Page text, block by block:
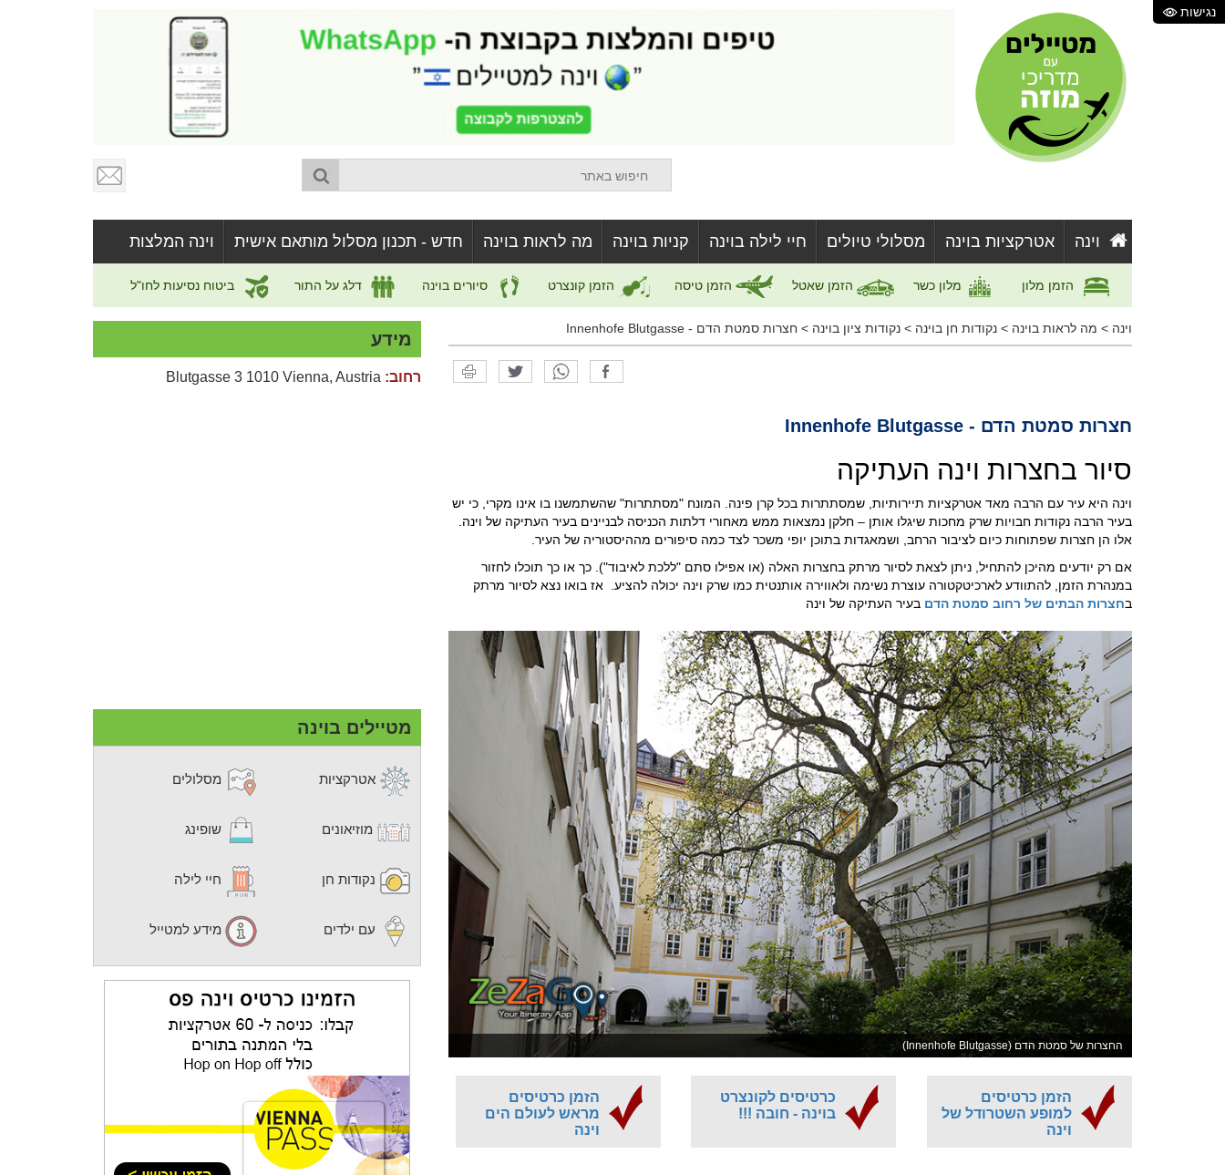
וינה אטרקציות בוינה מסלולי טיולים חיי לילה בוינה קניות בוינה מה לראות בוינה חדש - תכנון מסלול מותאם אישית וינה המלצות
הזמן מלון מלון כשר הזמן שאטל הזמן טיסה הזמן קונצרט סיורים בוינה דלג על התור ביטוח נסיעות לחו"ל
וינה > מה לראות בוינה > נקודות חן בוינה > נקודות ציון בוינה > חצרות סמטת הדם - Innenhofe Blutgasse
חצרות סמטת הדם - Innenhofe Blutgasse
סיור בחצרות וינה העתיקה
וינה היא עיר עם הרבה מאד אטרקציות תיירותיות, שמסתתרות בכל קרן פינה. המונח "מסתתרות" שהשתמשנו בו אינו מקרי, כי יש
בעיר הרבה נקודות חבויות שרק מחכות שיגלו אותן – חלקן נמצאות ממש מאחורי דלתות הכניסה לבניינים בעיר העתיקה של וינה.
אלו הן חצרות שפתוחות כיום לציבור הרחב, ושמאגדות בתוכן יופי משכר לצד כמה סיפורים מההיסטוריה של העיר.
אם רק יודעים מהיכן להתחיל, ניתן לצאת לסיור מרתק בחצרות האלה (או אפילו סתם "ללכת לאיבוד"). כך או כך תוכלו לחזור
במנהרת הזמן, להתוודע לארכיטקטורה עוצרת נשימה ולאווירה אותנטית כמו שרק וינה יכולה להציע. אז בואו נצא לסיור מרתק
בחצרות הבתים של רחוב סמטת הדם בעיר העתיקה של וינה
החצרות של סמטת הדם (Innenhofe Blutgasse)
הזמן כרטיסים
למופע השטרודל של
וינה
כרטיסים לקונצרט
בוינה - חובה !!!
הזמן כרטיסים
מראש לעולם הים
וינה
מידע
רחוב:
מטיילים בוינה
אטרקציות מסלולים
מוזיאונים שופינג
נקודות חן חיי לילה
עם ילדים מידע למטייל
נגישות